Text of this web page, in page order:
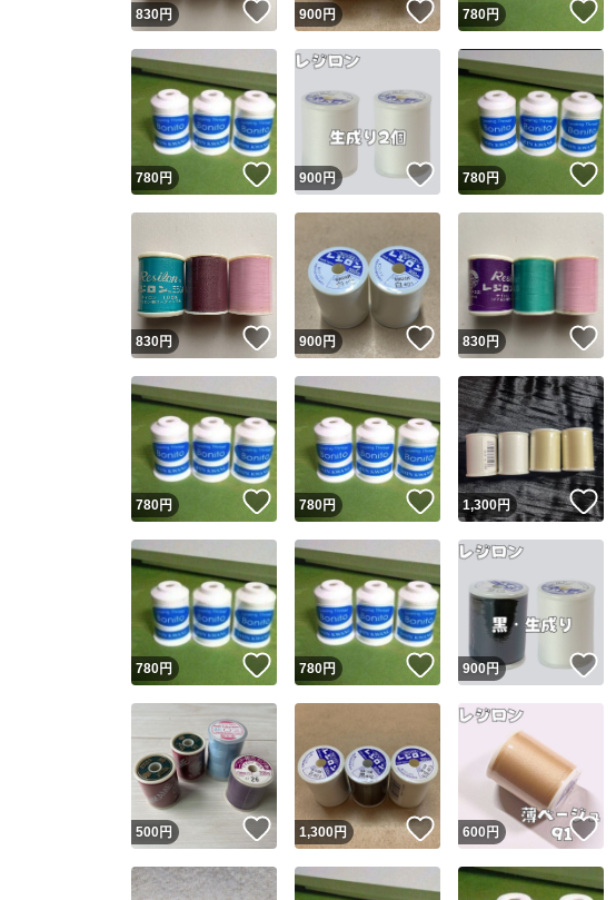
830円 いいね！
900円 いいね！
780円
780円 いいね！
900円 いいね！
780円
830円 いいね！
900円 いいね！
830円
780円 いいね！
780円 いいね！
1,300円
780円 いいね！
780円 いいね！
900円
500円 いいね！
1,300円 いいね！
600 円